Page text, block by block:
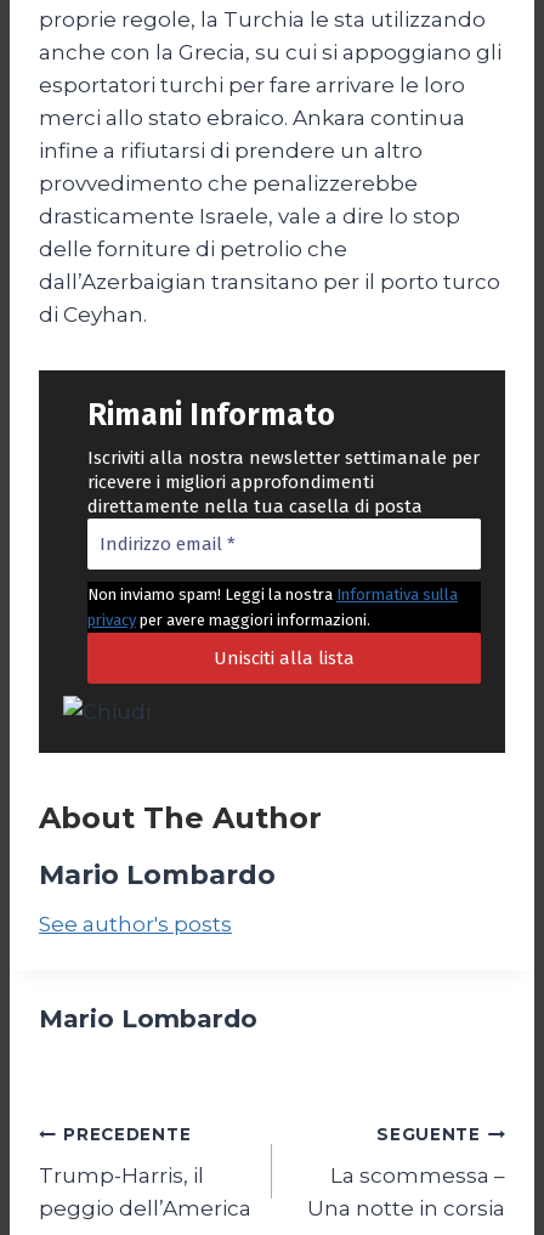
proprie regole, la Turchia le sta utilizzando
anche con la Grecia, su cui si appoggiano gli
esportatori turchi per fare arrivare le loro
merci allo stato ebraico. Ankara continua
infine a rifiutarsi di prendere un altro
provvedimento che penalizzerebbe
drasticamente Israele, vale a dire lo stop
delle forniture di petrolio che
dall’Azerbaigian transitano per il porto turco
di Ceyhan.
Rimani Informato
Iscriviti alla nostra newsletter settimanale per
ricevere i migliori approfondimenti
direttamente nella tua casella di posta
Non inviamo spam! Leggi la nostra Informativa sulla
privacy per avere maggiori informazioni.
About The Author
Mario Lombardo
See author's posts
Mario Lombardo
Navigazione
articoli
PRECEDENTE
Trump-Harris, il
peggio dell’America
SEGUENTE
La scommessa –
Una notte in corsia